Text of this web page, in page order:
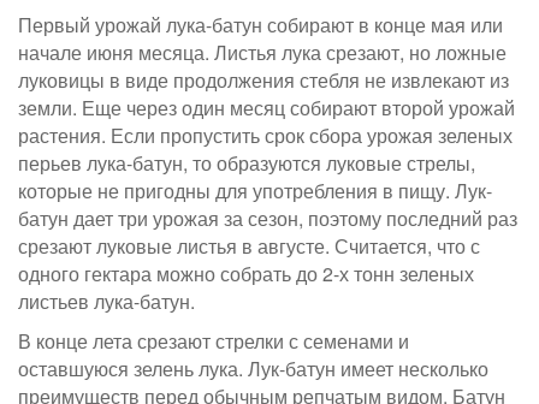
Первый урожай лука-батун собирают в конце мая или
начале июня месяца. Листья лука срезают, но ложные
луковицы в виде продолжения стебля не извлекают из
земли. Еще через один месяц собирают второй урожай
растения. Если пропустить срок сбора урожая зеленых
перьев лука-батун, то образуются луковые стрелы,
которые не пригодны для употребления в пищу. Лук-
батун дает три урожая за сезон, поэтому последний раз
срезают луковые листья в августе. Считается, что с
одного гектара можно собрать до 2-х тонн зеленых
листьев лука-батун.
В конце лета срезают стрелки с семенами и
оставшуюся зелень лука. Лук-батун имеет несколько
преимуществ перед обычным репчатым видом. Батун